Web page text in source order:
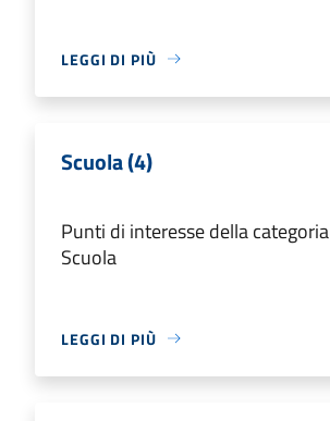
LEGGI DI PIÙ
Scuola (4)
Punti di interesse della categoria
Scuola
LEGGI DI PIÙ